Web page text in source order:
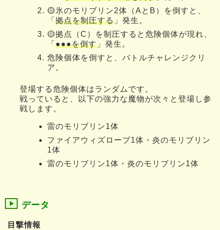
🟡氷のモリブリン2体（AとB）を倒すと、
「 拠点を制圧する 」発生。
🟡拠点（C）を制圧すると危険個体が現れ、
「 ●●●を倒す 」発生。
危険個体を倒すと、バトルチャレンジクリ
ア。
登場する危険個体はランダムです。
戦っていると、以下の強力な魔物が次々と登場し参
戦します。
雷のモリブリン1体
ファイアウィズローブ1体・炎のモリブリン
1体
雷のモリブリン1体・炎のモリブリン1体
データ
目撃情報